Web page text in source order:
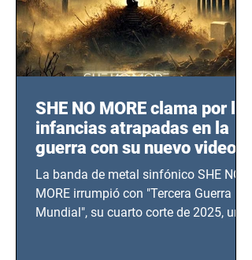
SHE NO MORE clama por las
infancias atrapadas en la
guerra con su nuevo video
TERCERA GUERRA
MUNDIAL
La banda de metal sinfónico SHE NO
MORE irrumpió con "Tercera Guerra
Mundial", su cuarto corte de 2025, un